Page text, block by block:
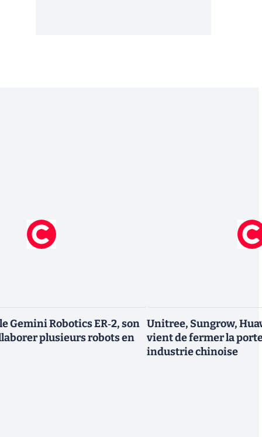
Gemini Robotics ER‑2, son
plusieurs robots en
Unitree, Sungrow,
vient de fermer la
industrie chinoise